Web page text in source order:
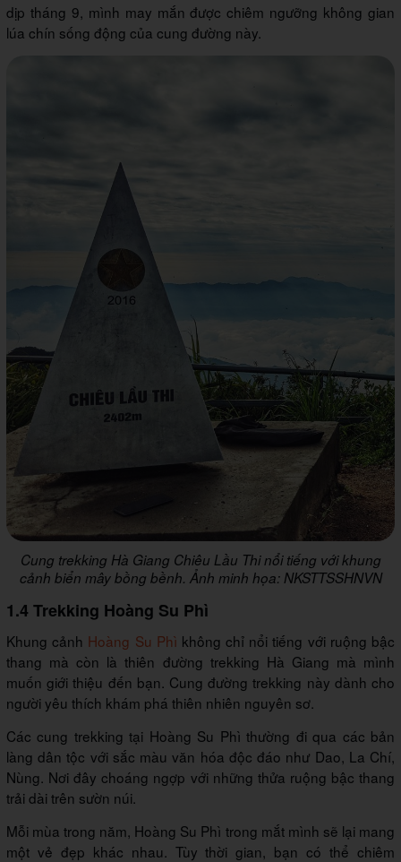
dịp tháng 9, mình may mắn được chiêm ngưỡng không gian
lúa chín sống động của cung đường này.
Cung trekking Hà Giang Chiêu Lầu Thi nổi tiếng với khung
cảnh biển mây bồng bềnh. Ảnh minh họa: NKSTTSSHNVN
1.4 Trekking Hoàng Su Phì
Khung cảnh Hoàng Su Phì không chỉ nổi tiếng với ruộng bậc
thang mà còn là thiên đường trekking Hà Giang mà mình
muốn giới thiệu đến bạn. Cung đường trekking này dành cho
người yêu thích khám phá thiên nhiên nguyên sơ.
Các cung trekking tại Hoàng Su Phì thường đi qua các bản
làng dân tộc với sắc màu văn hóa độc đáo như Dao, La Chí,
Nùng. Nơi đây choáng ngợp với những thửa ruộng bậc thang
trải dài trên sườn núi.
Mỗi mùa trong năm, Hoàng Su Phì trong mắt mình sẽ lại mang
một vẻ đẹp khác nhau. Tùy thời gian, bạn có thể chiêm